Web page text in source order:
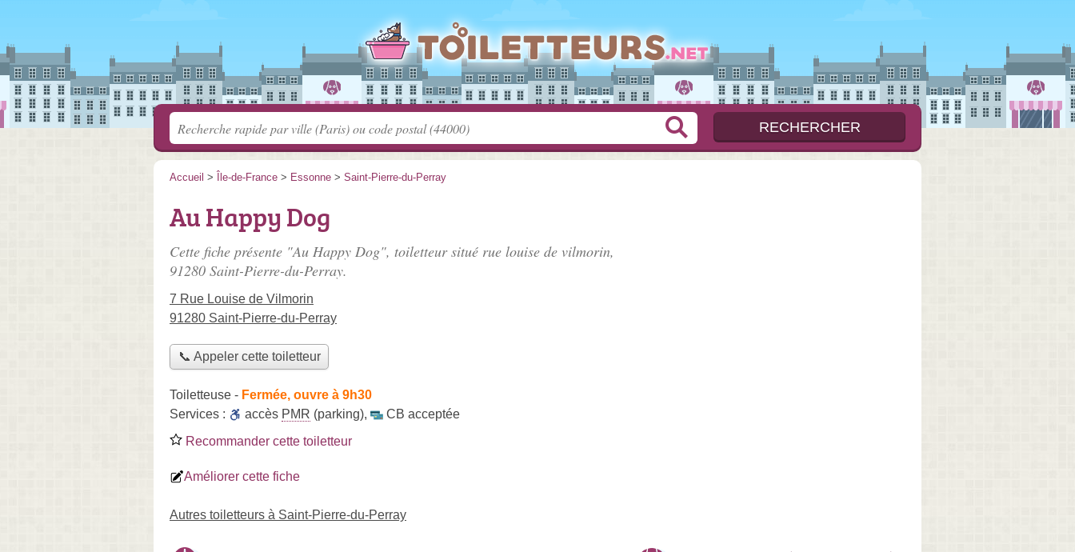
Accueil > Île-de-France > Essonne > Saint-Pierre-du-Perray
Au Happy Dog
Cette fiche présente "Au Happy Dog", toiletteur situé rue louise de vilmorin,
91280 Saint-Pierre-du-Perray.
7 Rue Louise de Vilmorin
91280 Saint-Pierre-du-Perray
📞 Appeler cette toiletteur
Toiletteuse - Fermée, ouvre à 9h30
Services :
accès PMR (parking),
CB acceptée
Recommander cette toiletteur
Améliorer cette fiche
Autres toiletteurs à Saint-Pierre-du-Perray